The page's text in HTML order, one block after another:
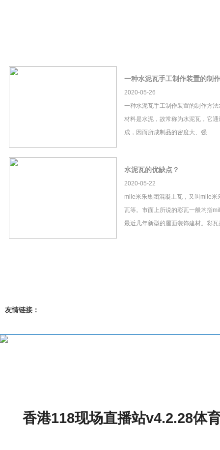
一种水泥瓦手工制作装置的制
2020-05-26
一种水泥瓦手工制作装置的制作方
材料是水泥，故常称为水泥瓦，它
成，因而所成制品的密度大、强
水泥瓦的优缺点？
2020-05-22
mile米乐集团混凝土瓦，又叫mile米
瓦等。市面上所说的彩瓦一般均指
最近几年新型的屋面装饰建材。彩
友情链接：
香港118现场直播站v4.2.28体